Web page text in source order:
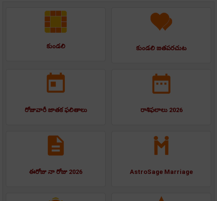
కుండలి కుండలి జతపరచుట
రోజువారీ జాతక ఫలితాలు రాశిఫలాలు 2026
ఈరోజు నా రోజు 2026 AstroSage Marriage